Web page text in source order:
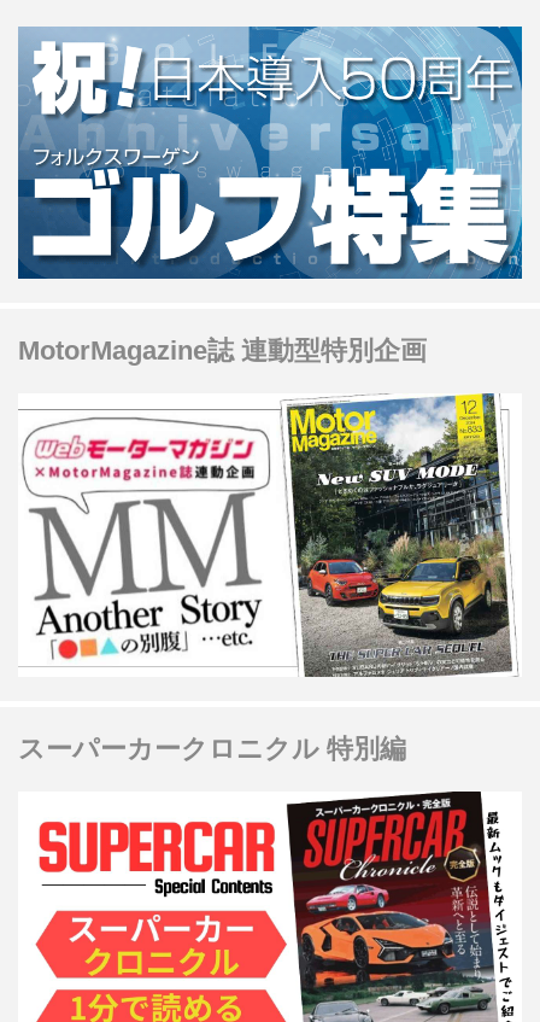
MotorMagazine誌 連動型特別企画
スーパーカークロニクル 特別編